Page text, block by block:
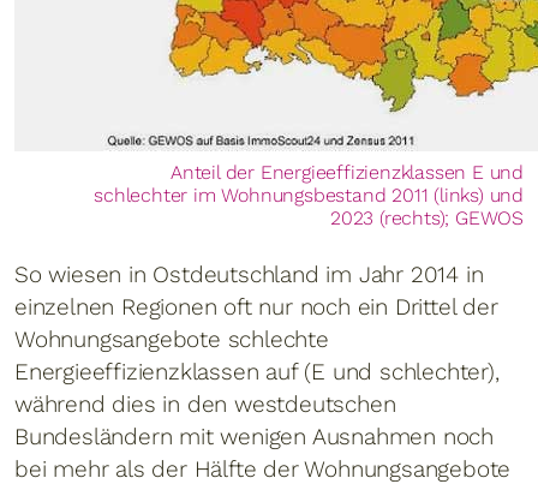
Anteil der Energieeffizienzklassen E und
schlechter im Wohnungsbestand 2011 (links) und
2023 (rechts); GEWOS
So wiesen in Ostdeutschland im Jahr 2014 in
einzelnen Regionen oft nur noch ein Drittel der
Wohnungsangebote schlechte
Energieeffizienzklassen auf (E und schlechter),
während dies in den westdeutschen
Bundesländern mit wenigen Ausnahmen noch
bei mehr als der Hälfte der Wohnungsangebote